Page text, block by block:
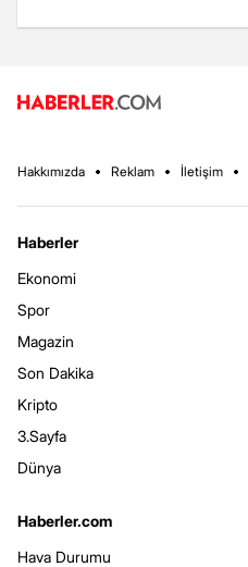
Hakkımızda Reklam İletişim
Haberler
Ekonomi
Spor
Magazin
Son Dakika
Kripto
3.Sayfa
Dünya
Haberler.com
Hava Durumu